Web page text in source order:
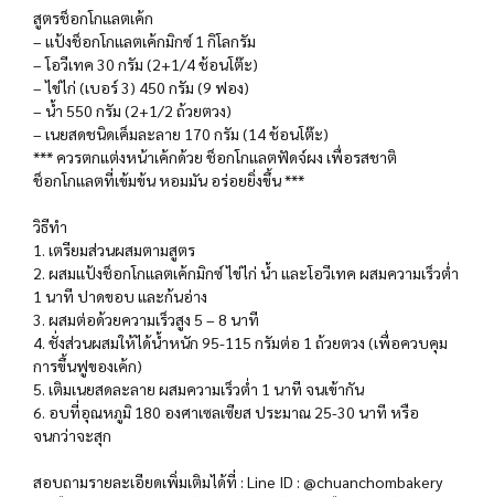
สูตรช็อกโกแลตเค้ก
– แป้งช็อกโกแลตเค้กมิกซ์ 1 กิโลกรัม
– โอวีเทค 30 กรัม (2+1/4 ช้อนโต๊ะ)
– ไข่ไก่ (เบอร์ 3) 450 กรัม (9 ฟอง)
– น้ำ 550 กรัม (2+1/2 ถ้วยตวง)
– เนยสดชนิดเค็มละลาย 170 กรัม (14 ช้อนโต๊ะ)
*** ควรตกแต่งหน้าเค้กด้วย ช็อกโกแลตฟัดจ์ผง เพื่อรสชาติ
ช็อกโกแลตที่เข้มข้น หอมมัน อร่อยยิ่งขึ้น ***
วิธีทำ
1. เตรียมส่วนผสมตามสูตร
2. ผสมแป้งช็อกโกแลตเค้กมิกซ์ ไข่ไก่ น้ำ และโอวีเทค ผสมความเร็วต่ำ
1 นาที ปาดขอบ และก้นอ่าง
3. ผสมต่อด้วยความเร็วสูง 5 – 8 นาที
4. ชั่งส่วนผสมให้ได้น้ำหนัก 95-115 กรัมต่อ 1 ถ้วยตวง (เพื่อควบคุม
การขึ้นฟูของเค้ก)
5. เติมเนยสดละลาย ผสมความเร็วต่ำ 1 นาที จนเข้ากัน
6. อบที่อุณหภูมิ 180 องศาเซลเซียส ประมาณ 25-30 นาที หรือ
จนกว่าจะสุก
สอบถามรายละเอียดเพิ่มเติมได้ที่ : Line ID : @chuanchombakery